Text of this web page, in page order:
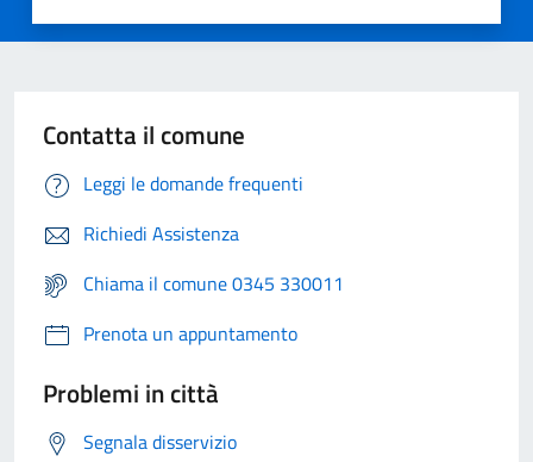
Contatta il comune
Leggi le domande frequenti
Richiedi Assistenza
Chiama il comune 0345 330011
Prenota un appuntamento
Problemi in città
Segnala disservizio